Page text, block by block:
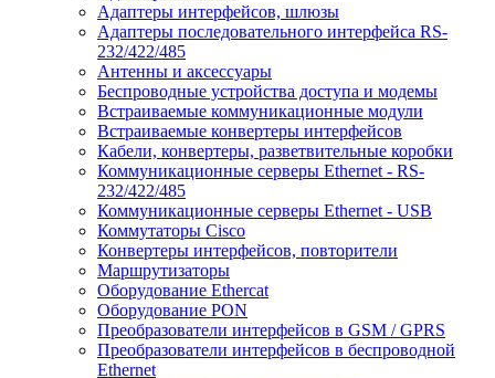
Адаптеры интерфейсов, шлюзы
Адаптеры последовательного интерфейса RS-
232/422/485
Антенны и аксессуары
Беспроводные устройства доступа и модемы
Встраиваемые коммуникационные модули
Встраиваемые конвертеры интерфейсов
Кабели, конвертеры, разветвительные коробки
Коммуникационные серверы Ethernet - RS-
232/422/485
Коммуникационные серверы Ethernet - USB
Коммутаторы Cisco
Конвертеры интерфейсов, повторители
Маршрутизаторы
Оборудование Ethercat
Оборудование PON
Преобразователи интерфейсов в GSM / GPRS
Преобразователи интерфейсов в беспроводной
Ethernet